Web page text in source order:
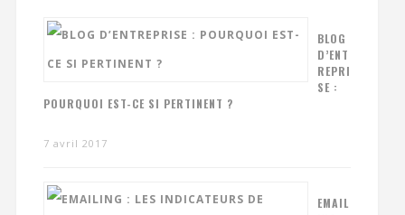
BLOG
D’ENT
REPRI
SE :
POURQUOI EST-CE SI PERTINENT ?
7 avril 2017
EMAIL